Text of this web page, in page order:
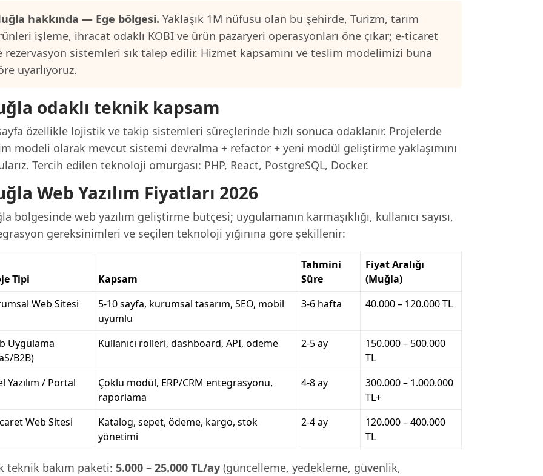
hakkında — Ege bölgesi. Yaklaşık 1M nüfusu olan bu şehirde, Turizm, tarım
işleme, ihracat odaklı KOBI ve ürün pazaryeri operasyonları öne çıkar; e-ticaret
rezervasyon sistemleri sık talep edilir. Hizmet kapsamını ve teslim modelimizi buna
uyarlıyoruz.
odaklı teknik kapsam
özellikle lojistik ve takip sistemleri süreçlerinde hızlı sonuca odaklanır. Projelerde
modeli olarak mevcut sistemi devralma + refactor + yeni modül geliştirme yaklaşımını
Tercih edilen teknoloji omurgası: PHP, React, PostgreSQL, Docker.
Web Yazılım Fiyatları 2026
bölgesinde web yazılım geliştirme bütçesi; uygulamanın karmaşıklığı, kullanıcı sayısı,
gereksinimleri ve seçilen teknoloji yığınına göre şekillenir:
Tipi Kapsam
Tahmini
Süre
Fiyat Aralığı
(Muğla)
Web Sitesi
5-10 sayfa, kurumsal tasarım, SEO, mobil
uyumlu
3-6 hafta 40.000 – 120.000 TL
Uygulama
B2B)
Kullanıcı rolleri, dashboard, API, ödeme 2-5 ay
150.000 – 500.000
TL
Yazılım / Portal
Çoklu modül, ERP/CRM entegrasyonu,
raporlama
4-8 ay
300.000 – 1.000.000
TL+
Web Sitesi
Katalog, sepet, ödeme, kargo, stok
yönetimi
2-4 ay
120.000 – 400.000
TL
teknik bakım paketi: 5.000 – 25.000 TL/ay (güncelleme, yedekleme, güvenlik,